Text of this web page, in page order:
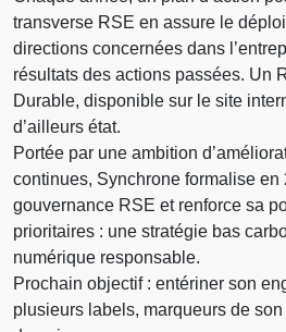
transverse RSE en assure le
directions concernées dans
résultats des actions passées. Un
Durable, disponible sur le site
d’ailleurs état.
Portée par une ambition
continues, Synchrone formalise
gouvernance RSE et renforce sa
prioritaires : une stratégie bas
numérique responsable.
Prochain objectif : entériner son
plusieurs labels, marqueurs de